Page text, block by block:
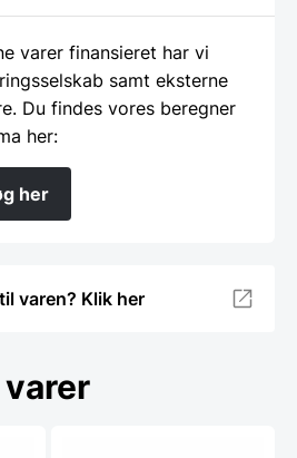
varer finansieret har vi
samt eksterne
Du findes vores beregner
her:
her
varen? Klik her